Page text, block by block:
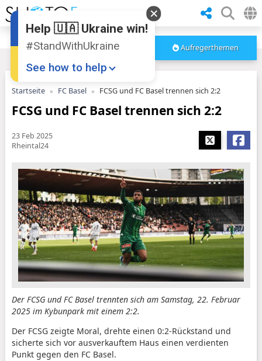
Aufregerthemen
Startseite FC Basel FCSG und FC Basel trennen sich 2:2
FCSG und FC Basel trennen sich 2:2
23 Feb 2025
Rheintal24
Der FCSG und FC Basel trennten sich am Samstag, 22. Februar
2025 im Kybunpark mit einem 2:2.
Der FCSG zeigte Moral, drehte einen 0:2-Rückstand und
sicherte sich vor ausverkauftem Haus einen verdienten
Punkt gegen den FC Basel.
Help 🇺🇦 Ukraine win!
#StandWithUkraine
See how to help
Donate
💸
Support Ukraine
❤
Share this widget
📌